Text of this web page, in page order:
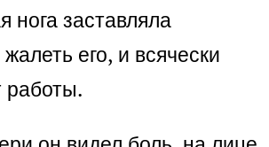
нога заставляла
его, и всячески
работы.